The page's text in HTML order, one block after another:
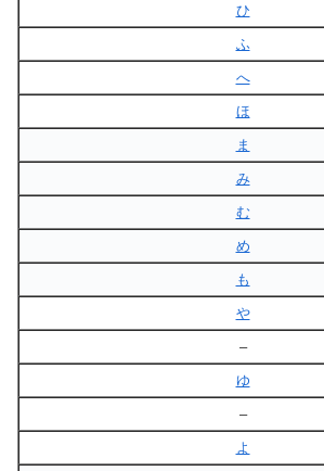
ひ
ふ
へ
ほ
ま
み
む
め
も
や
–
ゆ
–
よ